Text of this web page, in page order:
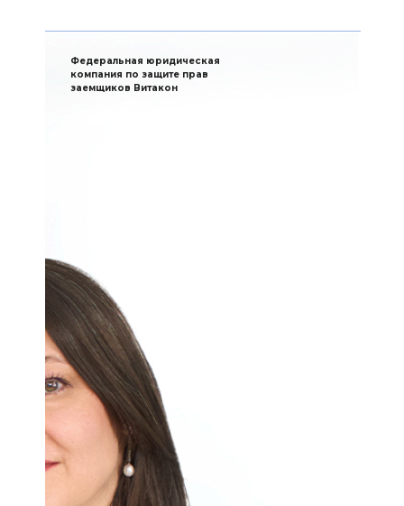
Федеральная юридическая
компания по защите прав
заемщиков Витакон